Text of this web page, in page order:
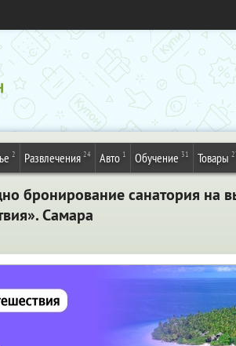
2 Развлечения 24 Авто 1 Обучение 31 Товары
бронирование санатория на
Самара